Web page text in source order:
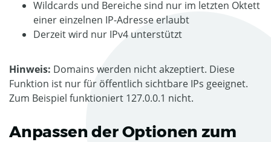
Wildcards und Bereiche sind nur im letzten Oktett
einer einzelnen IP-Adresse erlaubt
Derzeit wird nur IPv4 unterstützt
Hinweis: Domains werden nicht akzeptiert. Diese
Funktion ist nur für öffentlich sichtbare IPs geeignet.
Zum Beispiel funktioniert 127.0.0.1 nicht.
Anpassen der Optionen zum